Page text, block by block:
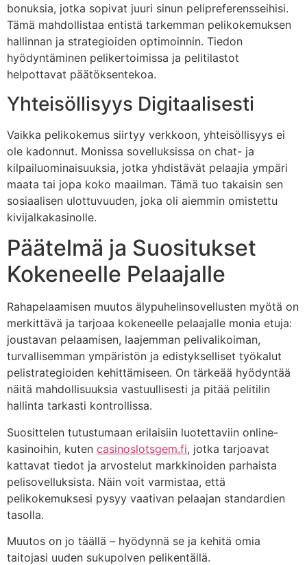
bonuksia, jotka sopivat juuri sinun pelipreferensseihisi.
Tämä mahdollistaa entistä tarkemman pelikokemuksen
hallinnan ja strategioiden optimoinnin. Tiedon
hyödyntäminen pelikertoimissa ja pelitilastot
helpottavat päätöksentekoa.
Yhteisöllisyys Digitaalisesti
Vaikka pelikokemus siirtyy verkkoon, yhteisöllisyys ei
ole kadonnut. Monissa sovelluksissa on chat- ja
kilpailuominaisuuksia, jotka yhdistävät pelaajia ympäri
maata tai jopa koko maailman. Tämä tuo takaisin sen
sosiaalisen ulottuvuuden, joka oli aiemmin omistettu
kivijalkakasinolle.
Päätelmä ja Suositukset
Kokeneelle Pelaajalle
Rahapelaamisen muutos älypuhelinsovellusten myötä on
merkittävä ja tarjoaa kokeneelle pelaajalle monia etuja:
joustavan pelaamisen, laajemman pelivalikoiman,
turvallisemman ympäristön ja edistykselliset työkalut
pelistrategioiden kehittämiseen. On tärkeää hyödyntää
näitä mahdollisuuksia vastuullisesti ja pitää pelitilin
hallinta tarkasti kontrollissa.
Suosittelen tutustumaan erilaisiin luotettaviin online-
kasinoihin, kuten casinoslotsgem.fi, jotka tarjoavat
kattavat tiedot ja arvostelut markkinoiden parhaista
pelisovelluksista. Näin voit varmistaa, että
pelikokemuksesi pysyy vaativan pelaajan standardien
tasolla.
Muutos on jo täällä – hyödynnä se ja kehitä omia
taitojasi uuden sukupolven pelikentällä.